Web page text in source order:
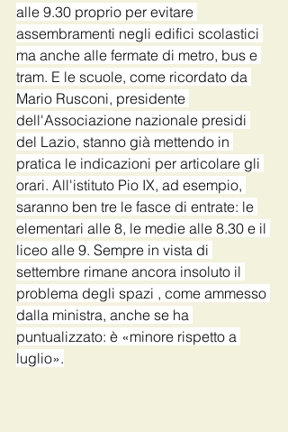
alle 9.30 proprio per evitare
assembramenti negli edifici scolastici
ma anche alle fermate di metro, bus e
tram. E le scuole, come ricordato da
Mario Rusconi, presidente
dell'Associazione nazionale presidi
del Lazio, stanno già mettendo in
pratica le indicazioni per articolare gli
orari. All'istituto Pio IX, ad esempio,
saranno ben tre le fasce di entrate: le
elementari alle 8, le medie alle 8.30 e il
liceo alle 9. Sempre in vista di
settembre rimane ancora insoluto il
problema degli spazi , come ammesso
dalla ministra, anche se ha
puntualizzato: è «minore rispetto a
luglio».